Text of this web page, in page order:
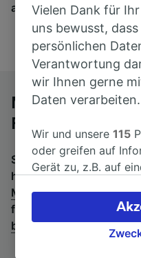
als 170 Bahn- und
Mit dem
Roch nach
Suchen Sie nach einem
hier entlang:Fernbusse
Montpellier St-Roch.
fahren, prüfen Sie die
bis Barcelona.
Vielen Dank für
uns bewusst,
persönlichen
Verantwortung
wir Ihnen gerne
Daten verarbeiten.
Wir und unsere115
oder greifen auf
Gerät zu, z.B. auf
verarbeiten. Sie
akzeptieren oder
Ihres